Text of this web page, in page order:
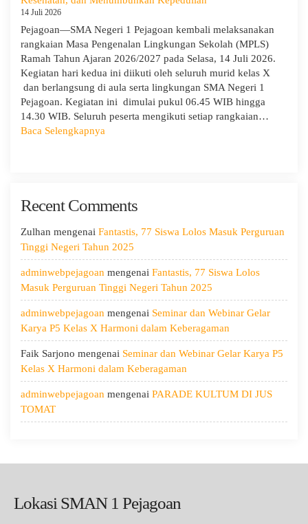
Edukatif
14 Juli 2026
Pejagoan—SMA Negeri 1 Pejagoan kembali melaksanakan
rangkaian Masa Pengenalan Lingkungan Sekolah (MPLS)
Ramah Tahun Ajaran 2026/2027 pada Selasa, 14 Juli 2026.
Kegiatan hari kedua ini diikuti oleh seluruh murid kelas X
dan berlangsung di aula serta lingkungan SMA Negeri 1
Pejagoan. Kegiatan ini dimulai pukul 06.45 WIB hingga
14.30 WIB. Seluruh peserta mengikuti setiap rangkaian…
Baca Selengkapnya
Menggali
Diri,
Menjaga
Kesehatan,
dan
Menumbuhkan
Kepedulian
Recent Comments
Zulhan mengenai Fantastis, 77 Siswa Lolos Masuk Perguruan
Tinggi Negeri Tahun 2025
adminwebpejagoan mengenai Fantastis, 77 Siswa Lolos
Masuk Perguruan Tinggi Negeri Tahun 2025
adminwebpejagoan mengenai Seminar dan Webinar Gelar
Karya P5 Kelas X Harmoni dalam Keberagaman
Faik Sarjono mengenai Seminar dan Webinar Gelar Karya P5
Kelas X Harmoni dalam Keberagaman
adminwebpejagoan mengenai PARADE KULTUM DI JUS
TOMAT
Lokasi SMAN 1 Pejagoan